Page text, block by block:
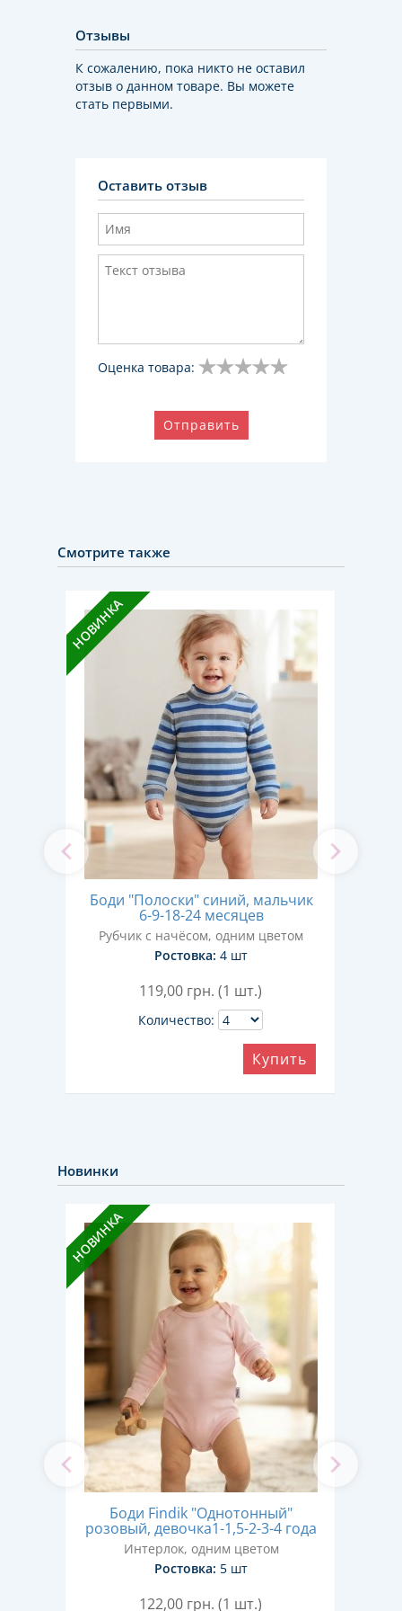
Отзывы
К сожалению, пока никто не оставил
отзыв о данном товаре. Вы можете
стать первыми.
Оставить отзыв
Оценка товара:
Отправить
Смотрите также
НОВИНКА
Боди "Полоски" синий, мальчик
6-9-18-24 месяцев
Рубчик с начёсом, одним цветом
Ростовка: 4 шт
119,00 грн. (1 шт.)
Количество:
Купить
Новинки
НОВИНКА
Боди Findik "Однотонный"
розовый, девочка1-1,5-2-3-4 года
Интерлок, одним цветом
Ростовка: 5 шт
122,00 грн. (1 шт.)